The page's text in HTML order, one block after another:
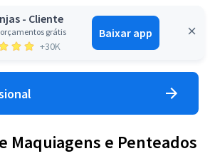
- Cliente
grátis
+30K
Baixar app
Entrar
Maquiagens e Penteados